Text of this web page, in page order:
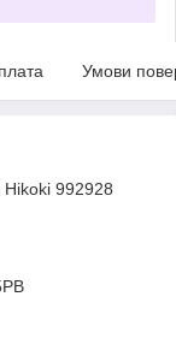
Умови
Hikoki 992928